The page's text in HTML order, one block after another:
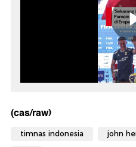
(cas/raw)
timnas indonesia john